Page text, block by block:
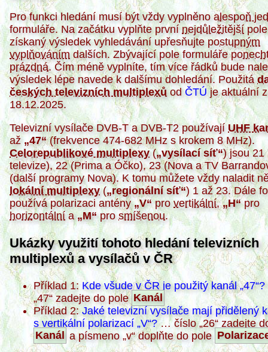
Pro funkci hledání musí být vždy vyplněnoalespoň
formuláře. Na začátku vyplňte prvnínejdůležitější
získaný výsledek vyhledávání upřesňujte postupným
vyplňovánímdalších. Zbývající pole formuláře
prázdná. Čím méně vyplníte, tím více řádků bude
výsledek lépe navede k dalšímu dohledání. Použitá
českých televizních multiplexů odČTÚje aktuální z
18.12.2025.
Televizní vysílače DVB-T a DVB-T2 používají UHF
až
47 (frekvence 474-682 MHz s krokem 8 MHz).
Celorepublikové multiplexy( vysílací síť ) jsou 21
televize), 22 (Prima a Óčko), 23 (Nova a TV
(další programy Nova). K tomu můžete vždy naladit
lokální multiplexy( regionální síť ) 1 až 23. Dále
používá polarizaci antény V pro vertikální, H pro
horizontální a M pro smíšenou.
Ukázky využití tohoto hledání televizních
multiplexů a vysílačů v ČR
Příklad 1: Kde všude v ČR je použitý kanál 47 ?
47 zadejte do pole Kanál
Příklad 2: Jaké televizní vysílače mají přidělený
s vertikální polarizací V ? … číslo 26 zadejte
Kanál a písmeno v doplňte do pole